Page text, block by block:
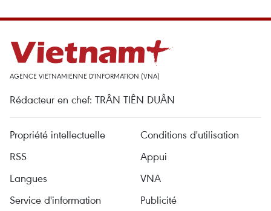
AGENCE VIETNAMIENNE D'INFORMATION (VNA)
Rédacteur en chef: TRÂN TIÊN DUÂN
Propriété intellectuelle
Conditions d'utilisation
RSS
Appui
Langues
VNA
Service d'information
Publicité